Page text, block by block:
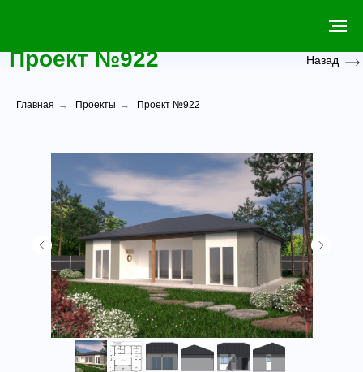
Проект №922 Назад
Главная → Проекты → Проект №922